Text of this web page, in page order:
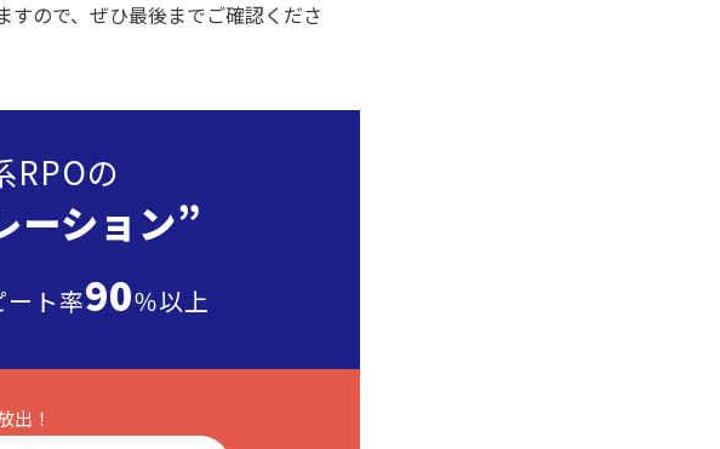
ので、ぜひ最後までご確認くださ
RPOの
ーション”
ート率90％以上
出！